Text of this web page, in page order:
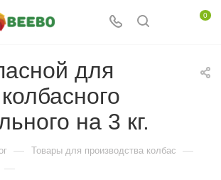
0
для
на 3 кг.
— Товары для производства колбас —
—